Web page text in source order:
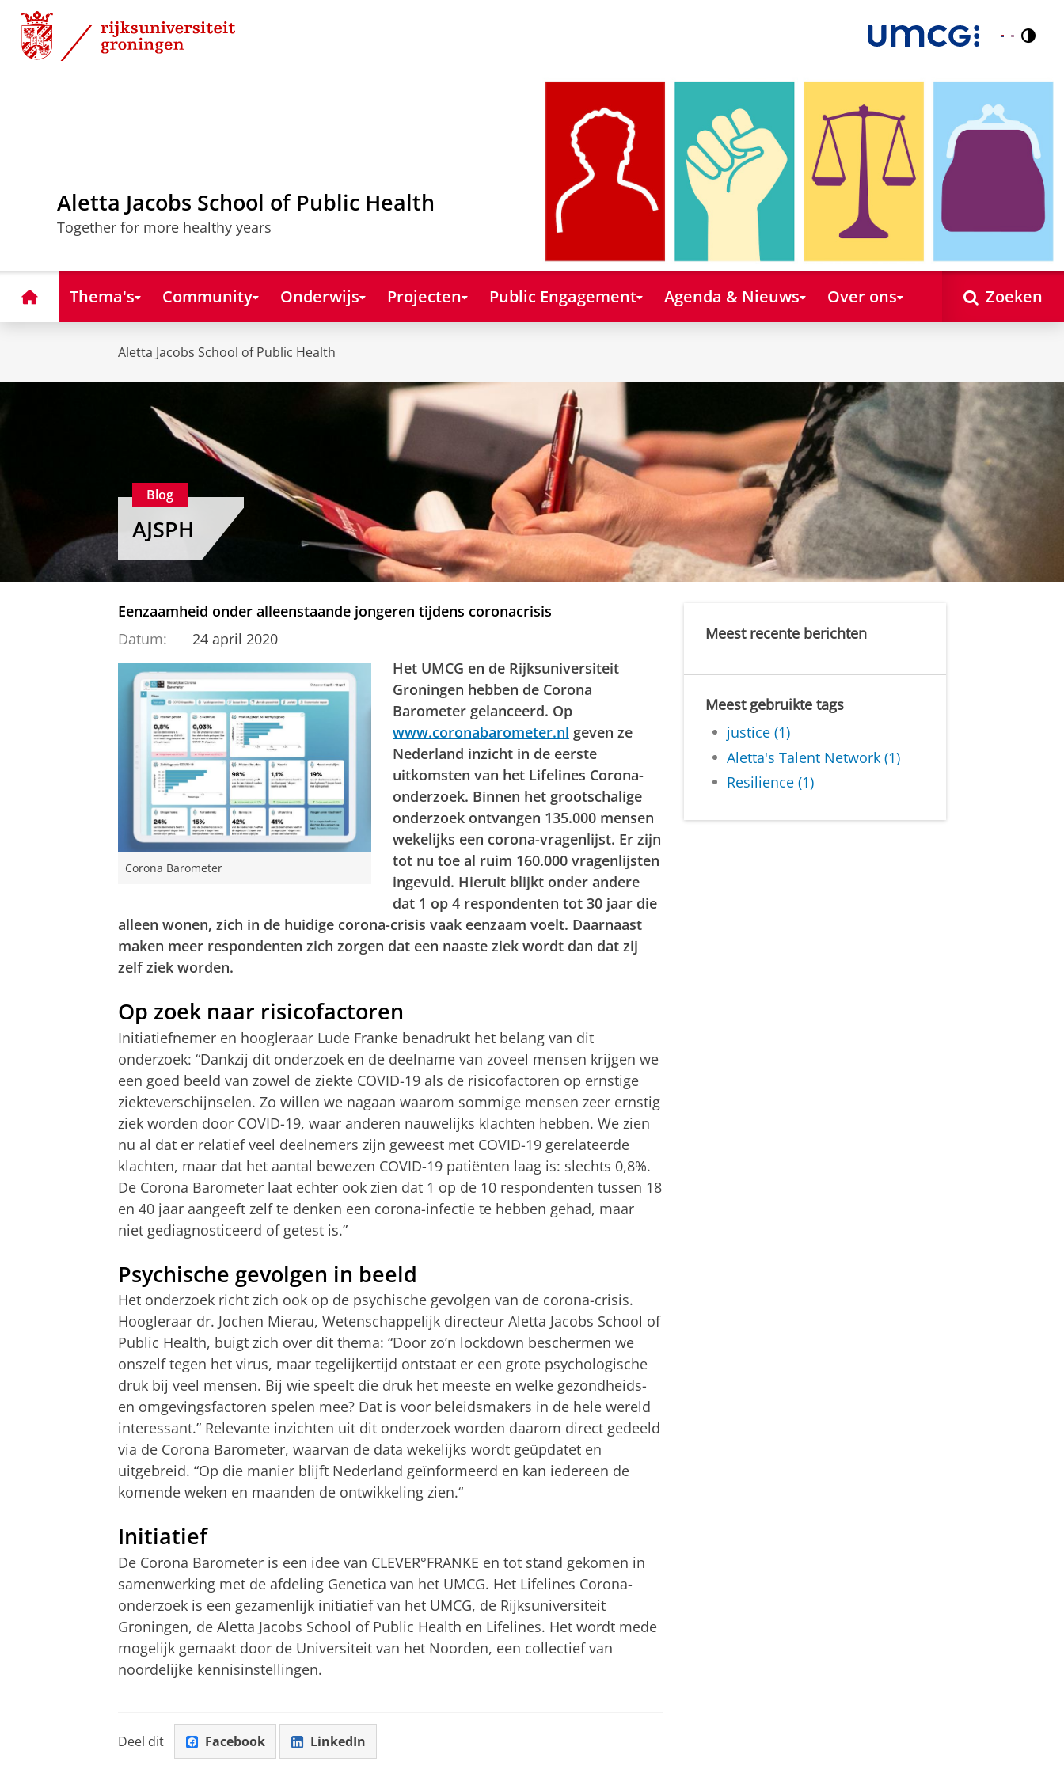
Skip
Content
Skip
Navigation
Nederlands
English
Aletta Jacobs School of Public Health
Together for more healthy years
HomeThema's Community Onderwijs Projecten Public Engagement Agenda & Nieuws Over ons Zoeken
Aletta Jacobs School of Public Health
Blog
AJSPH
Eenzaamheid onder alleenstaande jongeren tijdens coronacrisis
Datum:
24 april 2020
Corona Barometer
Het UMCG en de Rijksuniversiteit
Groningen hebben de Corona
Barometer gelanceerd. Op
www.coronabarometer.nl geven ze
Nederland inzicht in de eerste
uitkomsten van het Lifelines Corona-
onderzoek. Binnen het grootschalige
onderzoek ontvangen 135.000 mensen
wekelijks een corona-vragenlijst. Er zijn
tot nu toe al ruim 160.000 vragenlijsten
ingevuld. Hieruit blijkt onder andere
dat 1 op 4 respondenten tot 30 jaar die
alleen wonen, zich in de huidige corona-crisis vaak eenzaam voelt. Daarnaast
maken meer respondenten zich zorgen dat een naaste ziek wordt dan dat zij
zelf ziek worden.
Op zoek naar risicofactoren
Initiatiefnemer en hoogleraar Lude Franke benadrukt het belang van dit
onderzoek: “Dankzij dit onderzoek en de deelname van zoveel mensen krijgen we
een goed beeld van zowel de ziekte COVID-19 als de risicofactoren op ernstige
ziekteverschijnselen. Zo willen we nagaan waarom sommige mensen zeer ernstig
ziek worden door COVID-19, waar anderen nauwelijks klachten hebben. We zien
nu al dat er relatief veel deelnemers zijn geweest met COVID-19 gerelateerde
klachten, maar dat het aantal bewezen COVID-19 patiënten laag is: slechts 0,8%.
De Corona Barometer laat echter ook zien dat 1 op de 10 respondenten tussen 18
en 40 jaar aangeeft zelf te denken een corona-infectie te hebben gehad, maar
niet gediagnosticeerd of getest is.”
Psychische gevolgen in beeld
Het onderzoek richt zich ook op de psychische gevolgen van de corona-crisis.
Hoogleraar dr. Jochen Mierau, Wetenschappelijk directeur Aletta Jacobs School of
Public Health, buigt zich over dit thema: “Door zo’n lockdown beschermen we
onszelf tegen het virus, maar tegelijkertijd ontstaat er een grote psychologische
druk bij veel mensen. Bij wie speelt die druk het meeste en welke gezondheids-
en omgevingsfactoren spelen mee? Dat is voor beleidsmakers in de hele wereld
interessant.” Relevante inzichten uit dit onderzoek worden daarom direct gedeeld
via de Corona Barometer, waarvan de data wekelijks wordt geüpdatet en
uitgebreid. “Op die manier blijft Nederland geïnformeerd en kan iedereen de
komende weken en maanden de ontwikkeling zien.“
Initiatief
De Corona Barometer is een idee van CLEVER°FRANKE en tot stand gekomen in
samenwerking met de afdeling Genetica van het UMCG. Het Lifelines Corona-
onderzoek is een gezamenlijk initiatief van het UMCG, de Rijksuniversiteit
Groningen, de Aletta Jacobs School of Public Health en Lifelines. Het wordt mede
mogelijk gemaakt door de Universiteit van het Noorden, een collectief van
noordelijke kennisinstellingen.
Deel dit Facebook LinkedIn
Meest recente berichten
Meest gebruikte tags
justice (1)
Aletta's Talent Network (1)
Resilience (1)